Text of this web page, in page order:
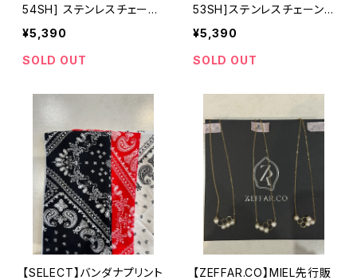
54SH] ステンレスチェーン
ロングイヤリング
¥5,390
SOLD OUT
53SH]ステンレスチェーン2
WAYピアス
¥5,390
SOLD OUT
【SELECT】バンダナプリント
【ZEFFAR.CO】MIEL先行販